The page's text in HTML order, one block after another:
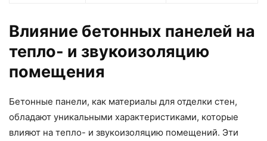
Влияние бетонных панелей на
тепло- и звукоизоляцию
помещения
Бетонные панели, как материалы для отделки стен,
обладают уникальными характеристиками, которые
влияют на тепло- и звукоизоляцию помещений. Эти